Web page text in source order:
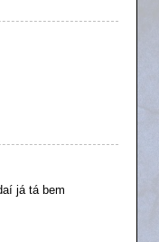
já tá bem